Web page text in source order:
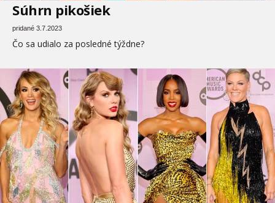
Súhrn pikošiek
pridané 3.7.2023
Čo sa udialo za posledné týždne?